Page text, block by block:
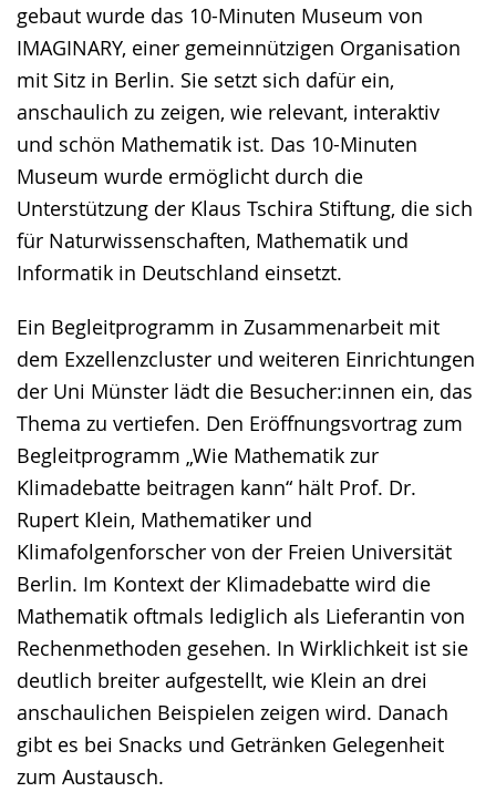
gebaut wurde das 10-Minuten Museum von
IMAGINARY, einer gemeinnützigen Organisation
mit Sitz in Berlin. Sie setzt sich dafür ein,
anschaulich zu zeigen, wie relevant, interaktiv
und schön Mathematik ist. Das 10-Minuten
Museum wurde ermöglicht durch die
Unterstützung der Klaus Tschira Stiftung, die sich
für Naturwissenschaften, Mathematik und
Informatik in Deutschland einsetzt.
Ein Begleitprogramm in Zusammenarbeit mit
dem Exzellenzcluster und weiteren Einrichtungen
der Uni Münster lädt die Besucher:innen ein, das
Thema zu vertiefen. Den Eröffnungsvortrag zum
Begleitprogramm „Wie Mathematik zur
Klimadebatte beitragen kann“ hält Prof. Dr.
Rupert Klein, Mathematiker und
Klimafolgenforscher von der Freien Universität
Berlin. Im Kontext der Klimadebatte wird die
Mathematik oftmals lediglich als Lieferantin von
Rechenmethoden gesehen. In Wirklichkeit ist sie
deutlich breiter aufgestellt, wie Klein an drei
anschaulichen Beispielen zeigen wird. Danach
gibt es bei Snacks und Getränken Gelegenheit
zum Austausch.